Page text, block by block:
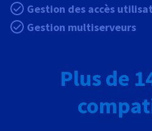
Gestion des accès
Gestion multiserveurs
Plus de